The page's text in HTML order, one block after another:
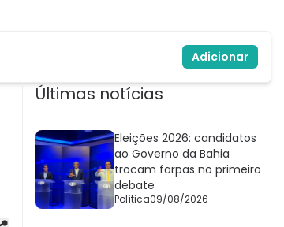
Adicionar
Últimas notícias
Eleições 2026: candidatos
ao Governo da Bahia
trocam farpas no primeiro
debate
Política09/08/2026